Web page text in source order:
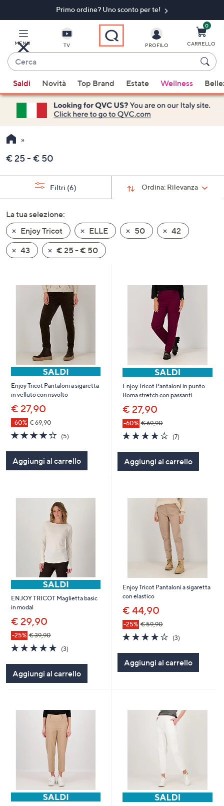
principale
Primo ordine? Uno sconto per te!​
MENU TV
Cerca
sono
disponibili
suggerimenti,
usa
i
freccia
su
giù
oppure
scorri
a
sinistra
o
dispositivi
consultarli.
PROFILO
0
CARRELLO
Saldi Novità Top Brand Estate Wellness
€ 25 - € 50
Ordina: Rilevanza
Filtri (6)
La tua selezione:
Enjoy Tricot
ELLE 50
42
43
€ 25 - € 50
Enjoy Tricot Pantaloni a sigaretta
in velluto con risvolto
€ 27,90
-60% € 69,90
4.2
of
5
Stars
(5)5
Aggiungi al carrello
Enjoy Tricot Pantaloni in punto
Roma stretch con passanti
€ 27,90
-60% € 69,90
4.0
of
5
Stars
(7)7
Aggiungi al carrello
ENJOY TRICOT Maglietta basic
in modal
€ 29,90
-25% € 39,90
5.0
of
5
Stars
(3)3
Aggiungi al carrello
Enjoy Tricot Pantaloni a sigaretta
con elastico
€ 44,90
-25% € 59,90
4.0
of
5
Stars
(3)3
Aggiungi al carrello